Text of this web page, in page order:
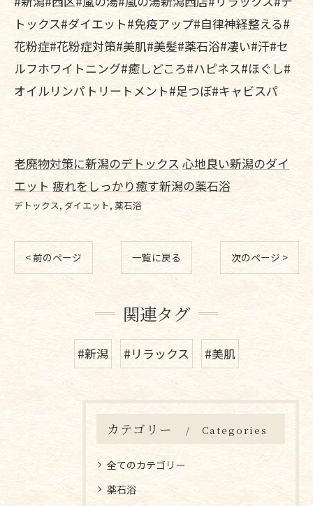
トックス#ダイエット#免疫アップ#自律神経整える#
花粉症#花粉症対策#美肌#美髪#薬石浴#凄い#汗#セ
ルフホワイトニング#癒しどころ#ハピネス#ほぐし#
オイルリンパトリートメント#足つぼ#キャビスパ
老廃物対策に新潟のデトックス 心地良い新潟のダイ
エット 疲れをしっかり癒す新潟の薬石浴
デトックス ダイエット 薬石浴
< 前のページ 一覧に戻る 次のページ >
関連タグ
#新潟 #リラックス #美肌
カテゴリー Categories
全てのカテゴリー
薬石浴